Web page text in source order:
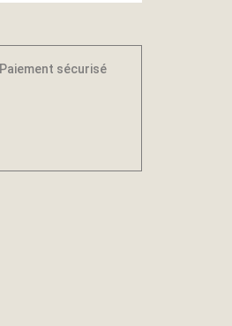
Paiement sécurisé